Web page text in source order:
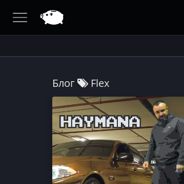
Блог Flex